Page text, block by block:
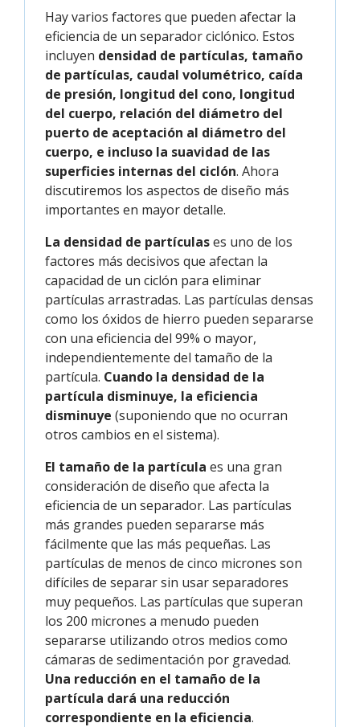
Hay varios factores que pueden afectar la
eficiencia de un separador ciclónico. Estos
incluyen densidad de partículas, tamaño
de partículas, caudal volumétrico, caída
de presión, longitud del cono, longitud
del cuerpo, relación del diámetro del
puerto de aceptación al diámetro del
cuerpo, e incluso la suavidad de las
superficies internas del ciclón. Ahora
discutiremos los aspectos de diseño más
importantes en mayor detalle.
La densidad de partículases uno de los
factores más decisivos que afectan la
capacidad de un ciclón para eliminar
partículas arrastradas. Las partículas densas
como los óxidos de hierro pueden separarse
con una eficiencia del 99% o mayor,
independientemente del tamaño de la
partícula. Cuando la densidad de la
partícula disminuye, la eficiencia
disminuye (suponiendo que no ocurran
otros cambios en el sistema).
El tamaño de la partícula es una gran
consideración de diseño que afecta la
eficiencia de un separador. Las partículas
más grandes pueden separarse más
fácilmente que las más pequeñas. Las
partículas de menos de cinco micrones son
difíciles de separar sin usar separadores
muy pequeños. Las partículas que superan
los 200 micrones a menudo pueden
separarse utilizando otros medios como
cámaras de sedimentación por gravedad.
Una reducción en el tamaño de la
partícula dará una reducción
correspondiente en la eficiencia.